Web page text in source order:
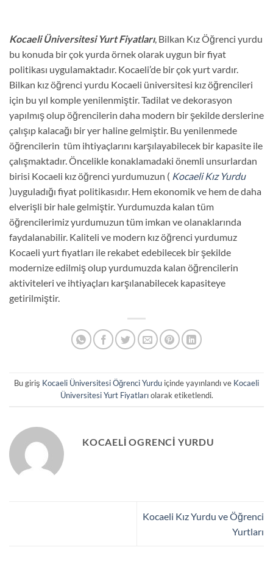
Kocaeli Üniversitesi Yurt Fiyatları, Bilkan Kız Öğrenci yurdu
bu konuda bir çok yurda örnek olarak uygun bir fiyat
politikası uygulamaktadır. Kocaeli’de bir çok yurt vardır.
Bilkan kız öğrenci yurdu Kocaeli üniversitesi kız öğrencileri
için bu yıl komple yenilenmiştir. Tadilat ve dekorasyon
yapılmış olup öğrencilerin daha modern bir şekilde derslerine
çalışıp kalacağı bir yer haline gelmiştir. Bu yenilenmede
öğrencilerin tüm ihtiyaçlarını karşılayabilecek bir kapasite ile
çalışmaktadır. Öncelikle konaklamadaki önemli unsurlardan
birisi Kocaeli kız öğrenci yurdumuzun ( Kocaeli Kız Yurdu
)uyguladığı fiyat politikasıdır. Hem ekonomik ve hem de daha
elverişli bir hale gelmiştir. Yurdumuzda kalan tüm
öğrencilerimiz yurdumuzun tüm imkan ve olanaklarında
faydalanabilir. Kaliteli ve modern kız öğrenci yurdumuz
Kocaeli yurt fiyatları ile rekabet edebilecek bir şekilde
modernize edilmiş olup yurdumuzda kalan öğrencilerin
aktiviteleri ve ihtiyaçları karşılanabilecek kapasiteye
getirilmiştir.
Bu giriş Kocaeli Üniversitesi Öğrenci Yurdu içinde yayınlandı ve Kocaeli
Üniversitesi Yurt Fiyatlarıolarak etiketlendi.
KOCAELI OGRENCI YURDU
Kocaeli Kız Yurdu ve Öğrenci
Yurtları